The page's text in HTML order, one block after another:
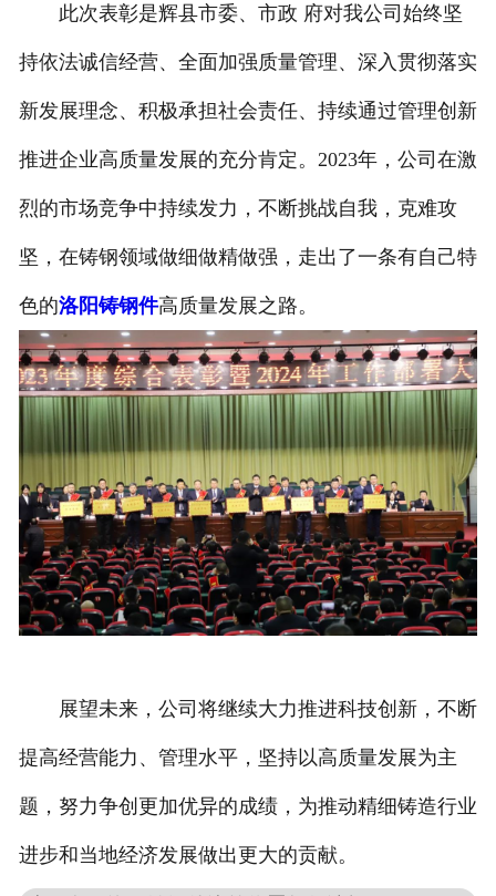
此次表彰是辉县市委、市政 府对我公司始终坚
持依法诚信经营、全面加强质量管理、深入贯彻落实
新发展理念、积极承担社会责任、持续通过管理创新
推进企业高质量发展的充分肯定。2023年，公司在激
烈的市场竞争中持续发力，不断挑战自我，克难攻
坚，在铸钢领域做细做精做强，走出了一条有自己特
色的洛阳铸钢件高质量发展之路。
展望未来，公司将继续大力推进科技创新，不断
提高经营能力、管理水平，坚持以高质量发展为主
题，努力争创更加优异的成绩，为推动精细铸造行业
进步和当地经济发展做出更大的贡献。